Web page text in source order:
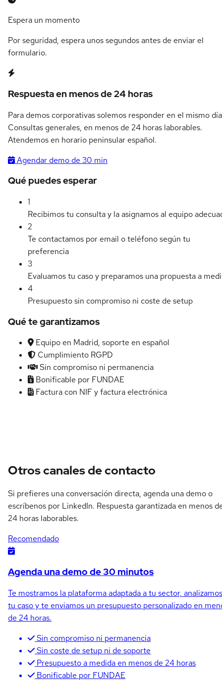
Espera un momento
Por seguridad, espera unos segundos antes de enviar el
formulario.
Respuesta en menos de 24 horas
Para demos corporativas solemos responder en el mismo
Consultas generales, en menos de 24 horas laborables.
Atendemos en horario peninsular español.
Agendar demo de 30 min
Qué puedes esperar
1
Recibimos tu consulta y la asignamos al equipo
2
Te contactamos por email o teléfono según tu
preferencia
3
Evaluamos tu caso y preparamos una propuesta a
4
Presupuesto sin compromiso ni coste de setup
Qué te garantizamos
Equipo en Madrid, soporte en español
Cumplimiento RGPD
Sin compromiso ni permanencia
Bonificable por FUNDAE
Factura con NIF y factura electrónica
Otros canales de contacto
Si prefieres una conversación directa, agenda una demo o
escríbenos por LinkedIn. Respuesta garantizada en menos
24 horas laborables.
Recomendado
Agenda una demo de 30 minutos
Te mostramos la plataforma adaptada a tu sector, analizamos
tu caso y te enviamos un presupuesto personalizado en
de 24 horas.
Sin compromiso ni permanencia
Sin coste de setup ni de soporte
Presupuesto a medida en menos de 24 horas
Bonificable por FUNDAE